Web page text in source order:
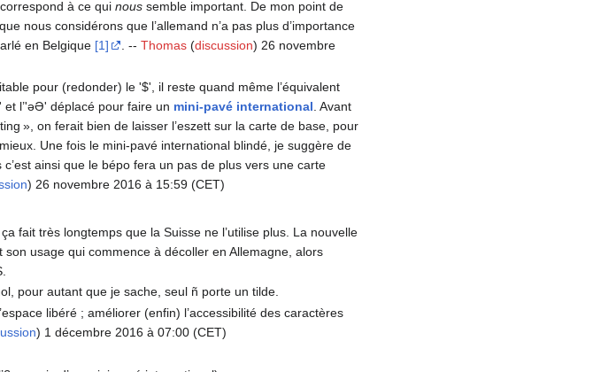
à ce quinous semble important. De mon point de
nous considérons que l’allemand n’a pas plus d’importance
en Belgique [1] . --Thomas (discussion) 26 novembre
pour (redonder) le '$', il reste quand même l’équivalent
et l’'əƏ' déplacé pour faire un mini-pavé international . Avant
», on ferait bien de laisser l’eszett sur la carte de base, pour
Une fois le mini-pavé international blindé, je suggère de
c’est ainsi que le bépo fera un pas de plus vers une carte
) 26 novembre 2016 à 15:59 (CET)
fait très longtemps que la Suisse ne l’utilise plus. La nouvelle
son usage qui commence à décoller en Allemagne, alors
pour autant que je sache, seul ñ porte un tilde.
libéré ; améliorer (enfin) l’accessibilité des caractères
) 1 décembre 2016 à 07:00 (CET)